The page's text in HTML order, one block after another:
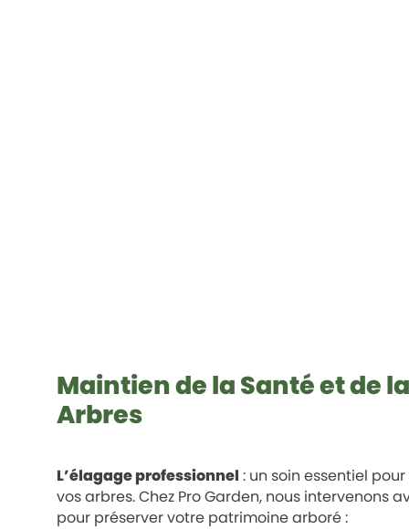
Maintien de la Santé et de
Arbres
L’élagage professionnel : un soin essentiel
vos arbres. Chez Pro Garden, nous intervenons
pour préserver votre patrimoine arboré :